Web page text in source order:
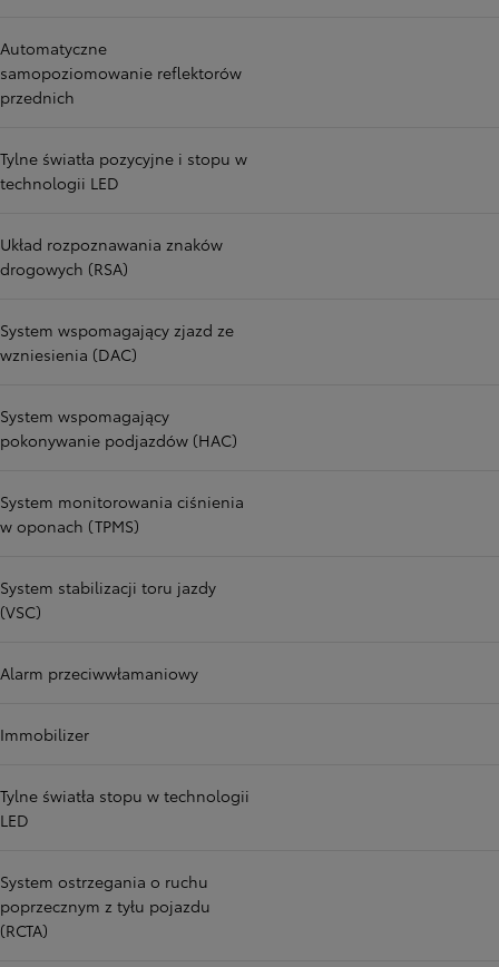
Automatyczne
samopoziomowanie reflektorów
przednich
Tylne światła pozycyjne i stopu w
technologii LED
Układ rozpoznawania znaków
drogowych (RSA)
System wspomagający zjazd ze
wzniesienia (DAC)
System wspomagający
pokonywanie podjazdów (HAC)
System monitorowania ciśnienia
w oponach (TPMS)
System stabilizacji toru jazdy
(VSC)
Alarm przeciwwłamaniowy
Immobilizer
Tylne światła stopu w technologii
LED
System ostrzegania o ruchu
poprzecznym z tyłu pojazdu
(RCTA)